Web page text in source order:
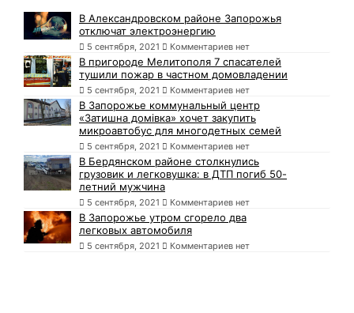
В Александровском районе Запорожья
отключат электроэнергию
5 сентября, 2021 Комментариев нет
В пригороде Мелитополя 7 спасателей
тушили пожар в частном домовладении
5 сентября, 2021 Комментариев нет
В Запорожье коммунальный центр
«Затишна домівка» хочет закупить
микроавтобус для многодетных семей
5 сентября, 2021 Комментариев нет
В Бердянском районе столкнулись
грузовик и легковушка: в ДТП погиб 50-
летний мужчина
5 сентября, 2021 Комментариев нет
В Запорожье утром сгорело два
легковых автомобиля
5 сентября, 2021 Комментариев нет